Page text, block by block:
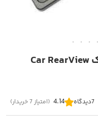
دوربین عقب خودرو محافظ پلاک Car RearView
7دیدگاه 4.14 (امتیاز 7 خریدار)